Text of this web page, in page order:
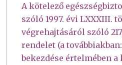
A kötelező
szóló 1997. évi LXXXIII.
végrehajtásáról szóló
rendelet (a továbbiakban:
bekezdése értelmében a